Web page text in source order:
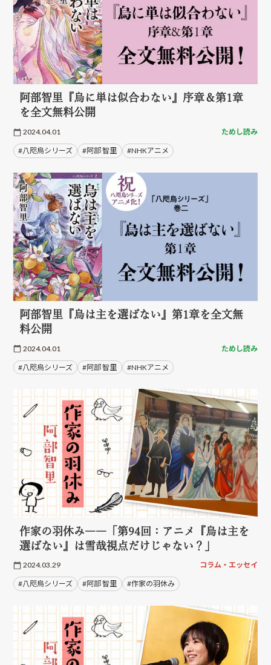
阿部智里『烏に単は似合わない』序章＆第1章
を全文無料公開
2024.04.01 ためし読み
#八咫烏シリーズ #阿部 智里 #NHKアニメ
阿部智里『烏は主を選ばない』第1章を全文無
料公開
2024.04.01 ためし読み
#八咫烏シリーズ #阿部 智里 #NHKアニメ
作家の羽休み――「第94回：アニメ『烏は主を
選ばない』は雪哉視点だけじゃない？」
2024.03.29 コラム・エッセイ
#八咫烏シリーズ #阿部 智里 #作家の羽休み